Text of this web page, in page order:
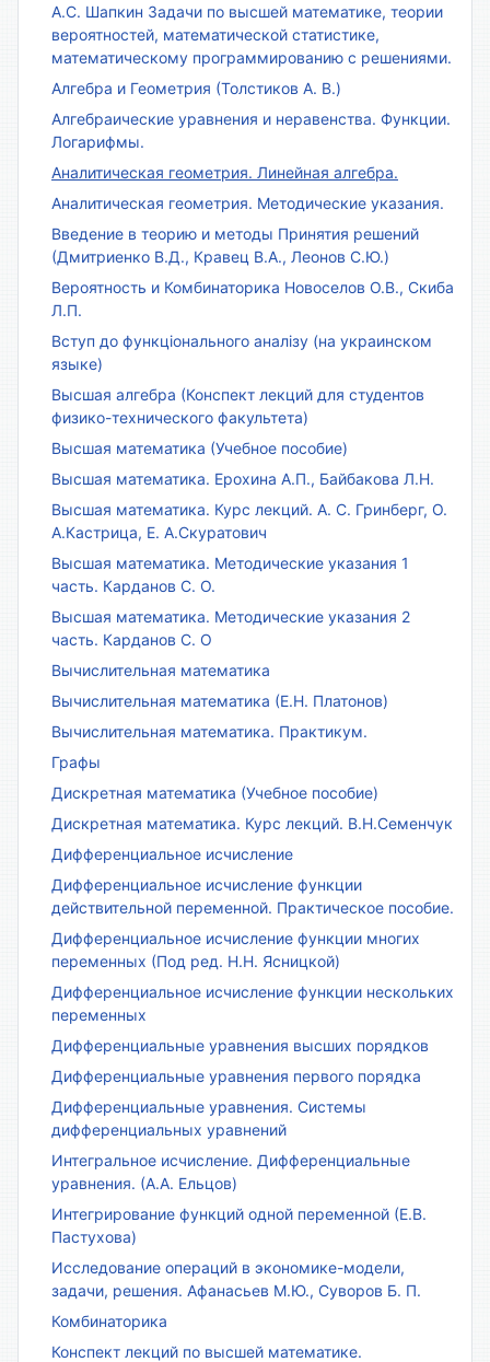
А.С. Шапкин Задачи по высшей математике, теории
вероятностей, математической статистике,
математическому программированию с решениями.
Алгебра и Геометрия (Толстиков А. В.)
Алгебраические уравнения и неравенства. Функции.
Логарифмы.
Аналитическая геометрия. Линейная алгебра.
Аналитическая геометрия. Методические указания.
Введение в теорию и методы Принятия решений
(Дмитриенко В.Д., Кравец В.А., Леонов С.Ю.)
Вероятность и Комбинаторика Новоселов О.В., Скиба
Л.П.
Вступ до функціонального аналізу (на украинском
языке)
Высшая алгебра (Конспект лекций для студентов
физико-технического факультета)
Высшая математика (Учебное пособие)
Высшая математика. Ерохина А.П., Байбакова Л.Н.
Высшая математика. Курс лекций. А. С. Гринберг, О.
А.Кастрица, Е. А.Скуратович
Высшая математика. Методические указания 1
часть. Карданов С. О.
Высшая математика. Методические указания 2
часть. Карданов С. О
Вычислительная математика
Вычислительная математика (Е.Н. Платонов)
Вычислительная математика. Практикум.
Графы
Дискретная математика (Учебное пособие)
Дискретная математика. Курс лекций. В.Н.Семенчук
Дифференциальное исчисление
Дифференциальное исчисление функции
действительной переменной. Практическое пособие.
Дифференциальное исчисление функции многих
переменных (Под ред. Н.Н. Ясницкой)
Дифференциальное исчисление функции нескольких
переменных
Дифференциальные уравнения высших порядков
Дифференциальные уравнения первого порядка
Дифференциальные уравнения. Системы
дифференциальных уравнений
Интегральное исчисление. Дифференциальные
уравнения. (А.А. Ельцов)
Интегрирование функций одной переменной (Е.В.
Пастухова)
Исследование операций в экономике-модели,
задачи, решения. Афанасьев М.Ю., Суворов Б. П.
Комбинаторика
Конспект лекций по высшей математике.